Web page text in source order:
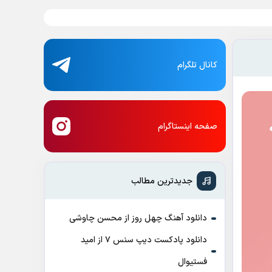
کانال تلگرام
صفحه اینستاگرام
جدیدترین مطالب
دانلود آهنگ چهل روز از محسن چاوشی
دانلود پادکست ديپ سنس ۷ از اميد
فستيوال